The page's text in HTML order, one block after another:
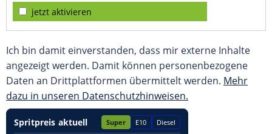
jetzt aktivieren
Ich bin damit einverstanden, dass mir externe Inhalte
angezeigt werden. Damit können personenbezogene
Daten an Drittplattformen übermittelt werden. Mehr
dazu in unseren Datenschutzhinweisen.